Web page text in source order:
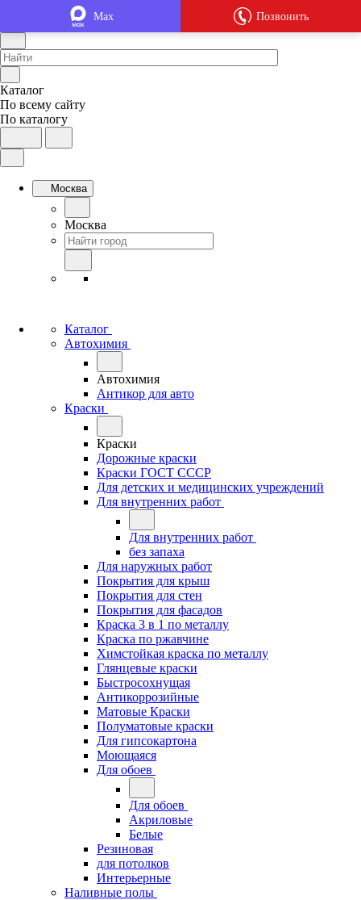
Каталог
По всему сайту
По каталогу
Москва
Москва
Каталог
Автохимия
Автохимия
Антикор для авто
Краски
Краски
Дорожные краски
Краски ГОСТ СССР
Для детских и медицинских учреждений
Для внутренних работ
Для внутренних работ
без запаха
Для наружных работ
Покрытия для крыш
Покрытия для стен
Покрытия для фасадов
Краска 3 в 1 по металлу
Краска по ржавчине
Химстойкая краска по металлу
Глянцевые краски
Быстросохнущая
Антикоррозийные
Матовые Краски
Полуматовые краски
Для гипсокартона
Моющаяся
Для обоев
Для обоев
Акриловые
Белые
Резиновая
для потолков
Интерьерные
Наливные полы
Max Позвонить